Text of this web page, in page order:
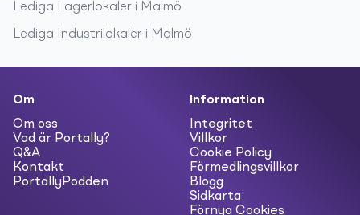
Lediga Lagerlokaler i Malmö
Lediga Industrilokaler i Malmö
Om
Om oss
Vad är Portally?
Q&A
Kontakt
PortallyPodden
Information
Integritet
Villkor
Cookie Policy
Förmedlingsvillkor
Blogg
Sidkarta
Förnya Cookies